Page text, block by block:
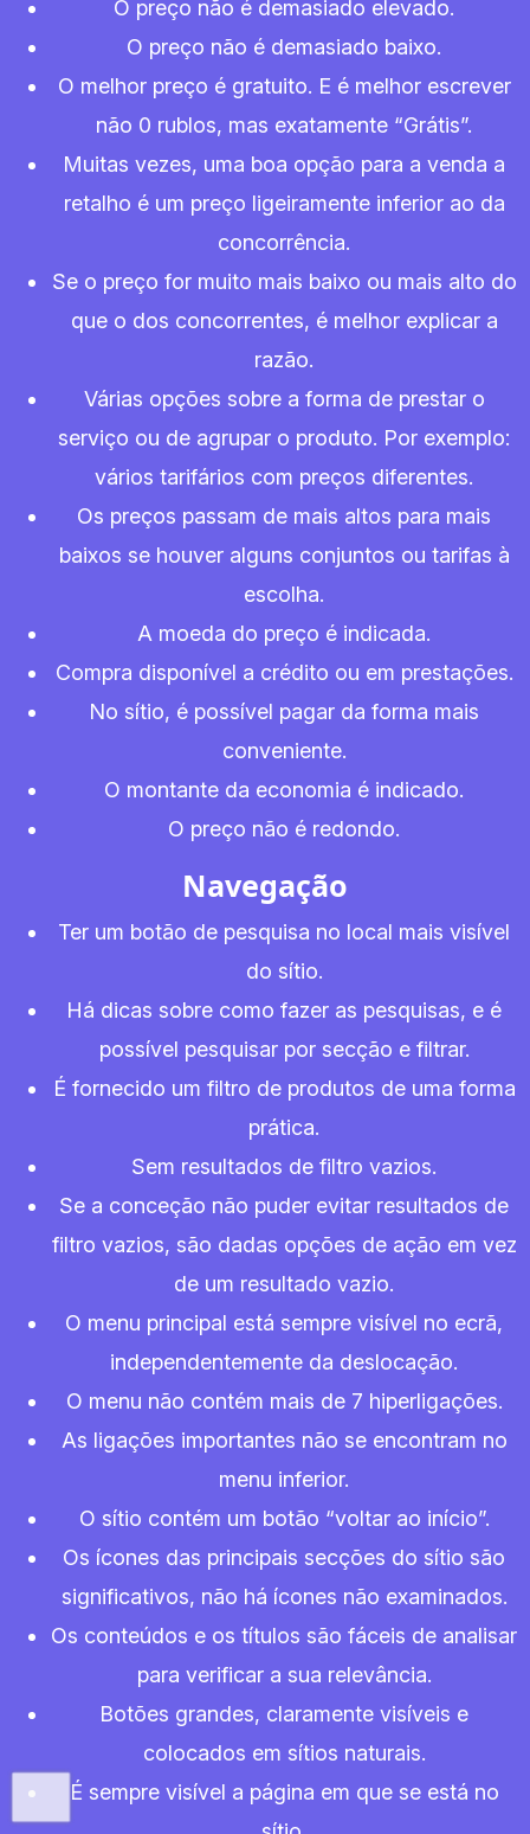
O preço não é demasiado elevado.
O preço não é demasiado baixo.
O melhor preço é gratuito. E é melhor escrever
não 0 rublos, mas exatamente “Grátis”.
Muitas vezes, uma boa opção para a venda a
retalho é um preço ligeiramente inferior ao da
concorrência.
Se o preço for muito mais baixo ou mais alto do
que o dos concorrentes, é melhor explicar a
razão.
Várias opções sobre a forma de prestar o
serviço ou de agrupar o produto. Por exemplo:
vários tarifários com preços diferentes.
Os preços passam de mais altos para mais
baixos se houver alguns conjuntos ou tarifas à
escolha.
A moeda do preço é indicada.
Compra disponível a crédito ou em prestações.
No sítio, é possível pagar da forma mais
conveniente.
O montante da economia é indicado.
O preço não é redondo.
Navegação
Ter um botão de pesquisa no local mais visível
do sítio.
Há dicas sobre como fazer as pesquisas, e é
possível pesquisar por secção e filtrar.
É fornecido um filtro de produtos de uma forma
prática.
Sem resultados de filtro vazios.
Se a conceção não puder evitar resultados de
filtro vazios, são dadas opções de ação em vez
de um resultado vazio.
O menu principal está sempre visível no ecrã,
independentemente da deslocação.
O menu não contém mais de 7 hiperligações.
As ligações importantes não se encontram no
menu inferior.
O sítio contém um botão “voltar ao início”.
Os ícones das principais secções do sítio são
significativos, não há ícones não examinados.
Os conteúdos e os títulos são fáceis de analisar
para verificar a sua relevância.
Botões grandes, claramente visíveis e
colocados em sítios naturais.
É sempre visível a página em que se está no